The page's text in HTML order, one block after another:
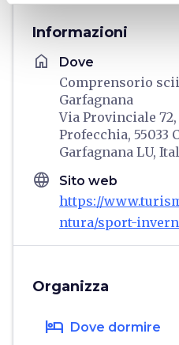
Informazioni
home Dove
Comprensorio
Garfagnana
Via Provinciale 72,
Profecchia, 55033
Garfagnana LU,
language Sito web
https://
ntura/sport-
Organizza
hotel Dove dormire